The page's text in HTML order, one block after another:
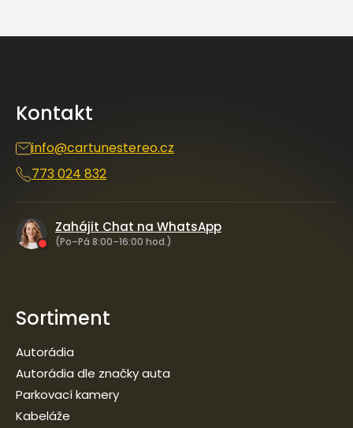
Kontakt
info@cartunestereo.cz
773 024 832
Zahájit Chat na WhatsApp
(Po–Pá 8:00–16:00 hod.)
Sortiment
Autorádia
Autorádia dle značky auta
Parkovací kamery
Kabeláže